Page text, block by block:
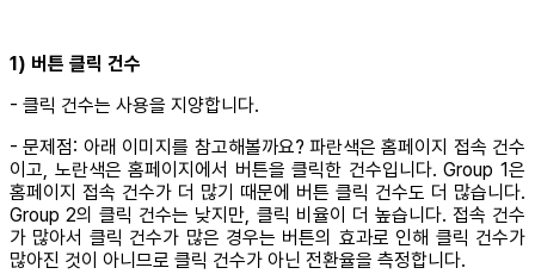
1) 버튼 클릭 건수
- 클릭 건수는 사용을 지양합니다.
- 문제점: 아래 이미지를 참고해볼까요? 파란색은 홈페이지 접속 건수
이고, 노란색은 홈페이지에서 버튼을 클릭한 건수입니다. Group 1은
홈페이지 접속 건수가 더 많기 때문에 버튼 클릭 건수도 더 많습니다.
Group 2의 클릭 건수는 낮지만, 클릭 비율이 더 높습니다. 접속 건수
가 많아서 클릭 건수가 많은 경우는 버튼의 효과로 인해 클릭 건수가
많아진 것이 아니므로 클릭 건수가 아닌 전환율을 측정합니다.